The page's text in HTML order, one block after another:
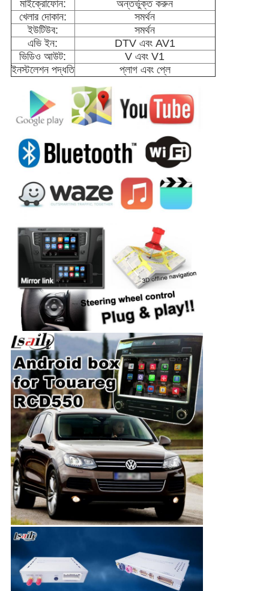
মাইক্রোফোন:
অন্তর্ভুক্ত করুন
খেলার দোকান:
সমর্থন
ইউটিউব:
সমর্থন
এভি ইন:
DTV এবং AV1
ভিডিও আউট:
V এবং V1
ইনস্টলেশন পদ্ধতি
প্লাগ এবং প্লে